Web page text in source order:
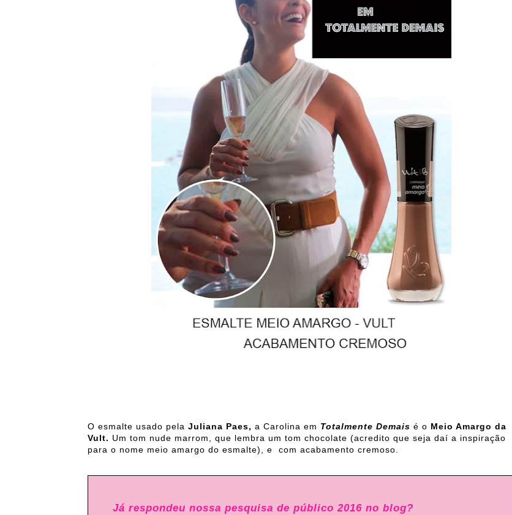
O esmalte usado pela Juliana Paes, a Carolina em Totalmente Demais é o Meio Amargo da
Vult. Um tom nude marrom, que lembra um tom chocolate (acredito que seja daí a inspiração
para o nome meio amargo do esmalte), e com acabamento cremoso.
Já respondeu nossa pesquisa de público 2016 no blog?